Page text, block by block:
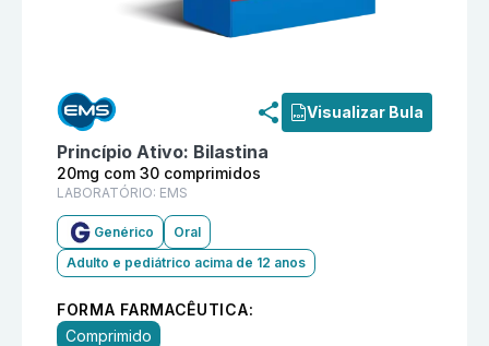
Visualizar Bula
Princípio Ativo: Bilastina
20mg com 30 comprimidos
LABORATÓRIO: EMS
Genérico
Oral
Adulto e pediátrico acima de 12 anos
FORMA FARMACÊUTICA:
Comprimido